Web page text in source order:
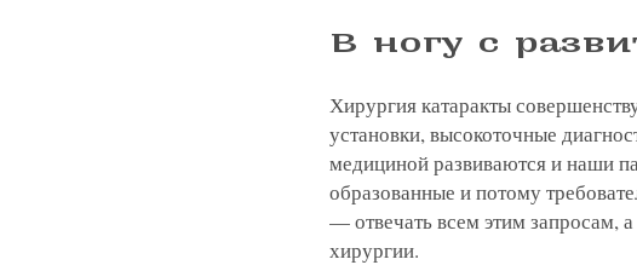
В ногу с
Хирургия катаракты
установки, высокоточные
медициной развиваются и наши
образованные и потому
— отвечать всем этим запросам,
хирургии.
Консультация и прием у
+7 991 098-78-